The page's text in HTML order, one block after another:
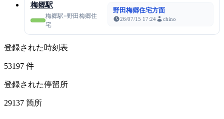
梅郷駅
梅郷駅=野田梅郷住
宅
野田梅郷住宅方面
26/07/15 17:24 chino
登録された時刻表
53197 件
登録された停留所
29137 箇所